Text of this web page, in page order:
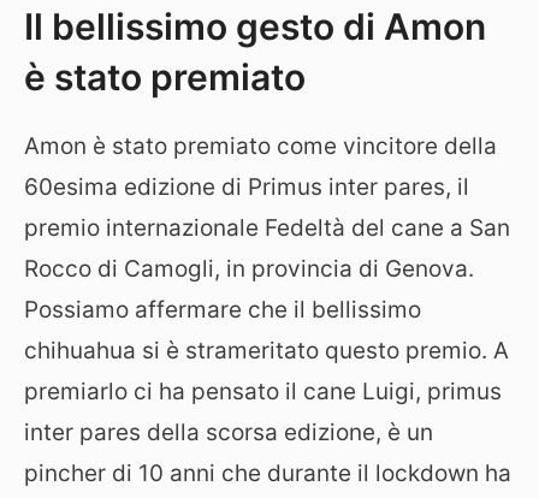
Il bellissimo gesto di Amon
è stato premiato
Amon è stato premiato come vincitore della
60esima edizione di Primus inter pares, il
premio internazionale Fedeltà del cane a San
Rocco di Camogli, in provincia di Genova.
Possiamo affermare che il bellissimo
chihuahua si è strameritato questo premio. A
premiarlo ci ha pensato il cane Luigi, primus
inter pares della scorsa edizione, è un
pincher di 10 anni che durante il lockdown ha